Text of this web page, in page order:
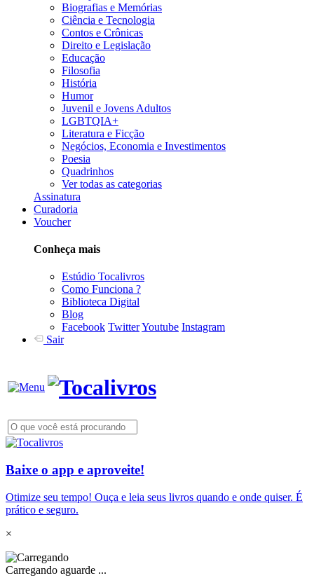
Biografias e Memórias
Ciência e Tecnologia
Contos e Crônicas
Direito e Legislação
Educação
Filosofia
História
Humor
Juvenil e Jovens Adultos
LGBTQIA+
Literatura e Ficção
Negócios, Economia e Investimentos
Poesia
Quadrinhos
Ver todas as categorias
Assinatura
Curadoria
Voucher
Conheça mais
Estúdio Tocalivros
Como Funciona ?
Biblioteca Digital
Blog
Facebook TwitterYoutube Instagram
Sair
Baixe o app e aproveite!
Otimize seu tempo! Ouça e leia seus livros quando e onde quiser. É
prático e seguro.
×
Carregando aguarde ...